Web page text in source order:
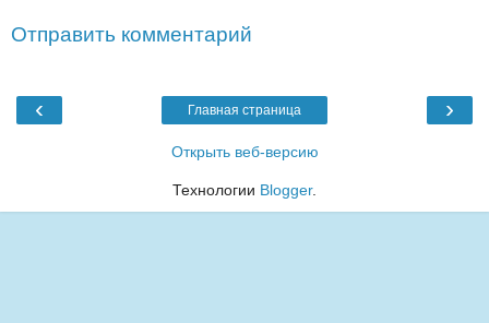
Отправить комментарий
‹ ›
Главная страница
Открыть веб-версию
Технологии Blogger.